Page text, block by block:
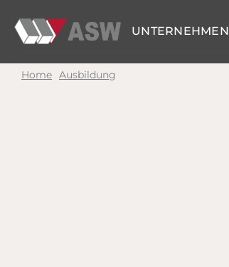
UNTERNEHMEN
Home Ausbildung